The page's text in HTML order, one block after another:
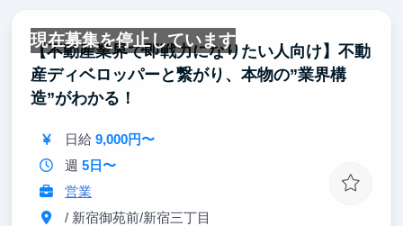
現在募集を停止しています
【不動産業界で即戦力になりたい人向け】不動
産ディベロッパーと繋がり、本物の”業界構
造”がわかる！
日給 9,000円〜
週 5日〜
営業
/ 新宿御苑前/新宿三丁目